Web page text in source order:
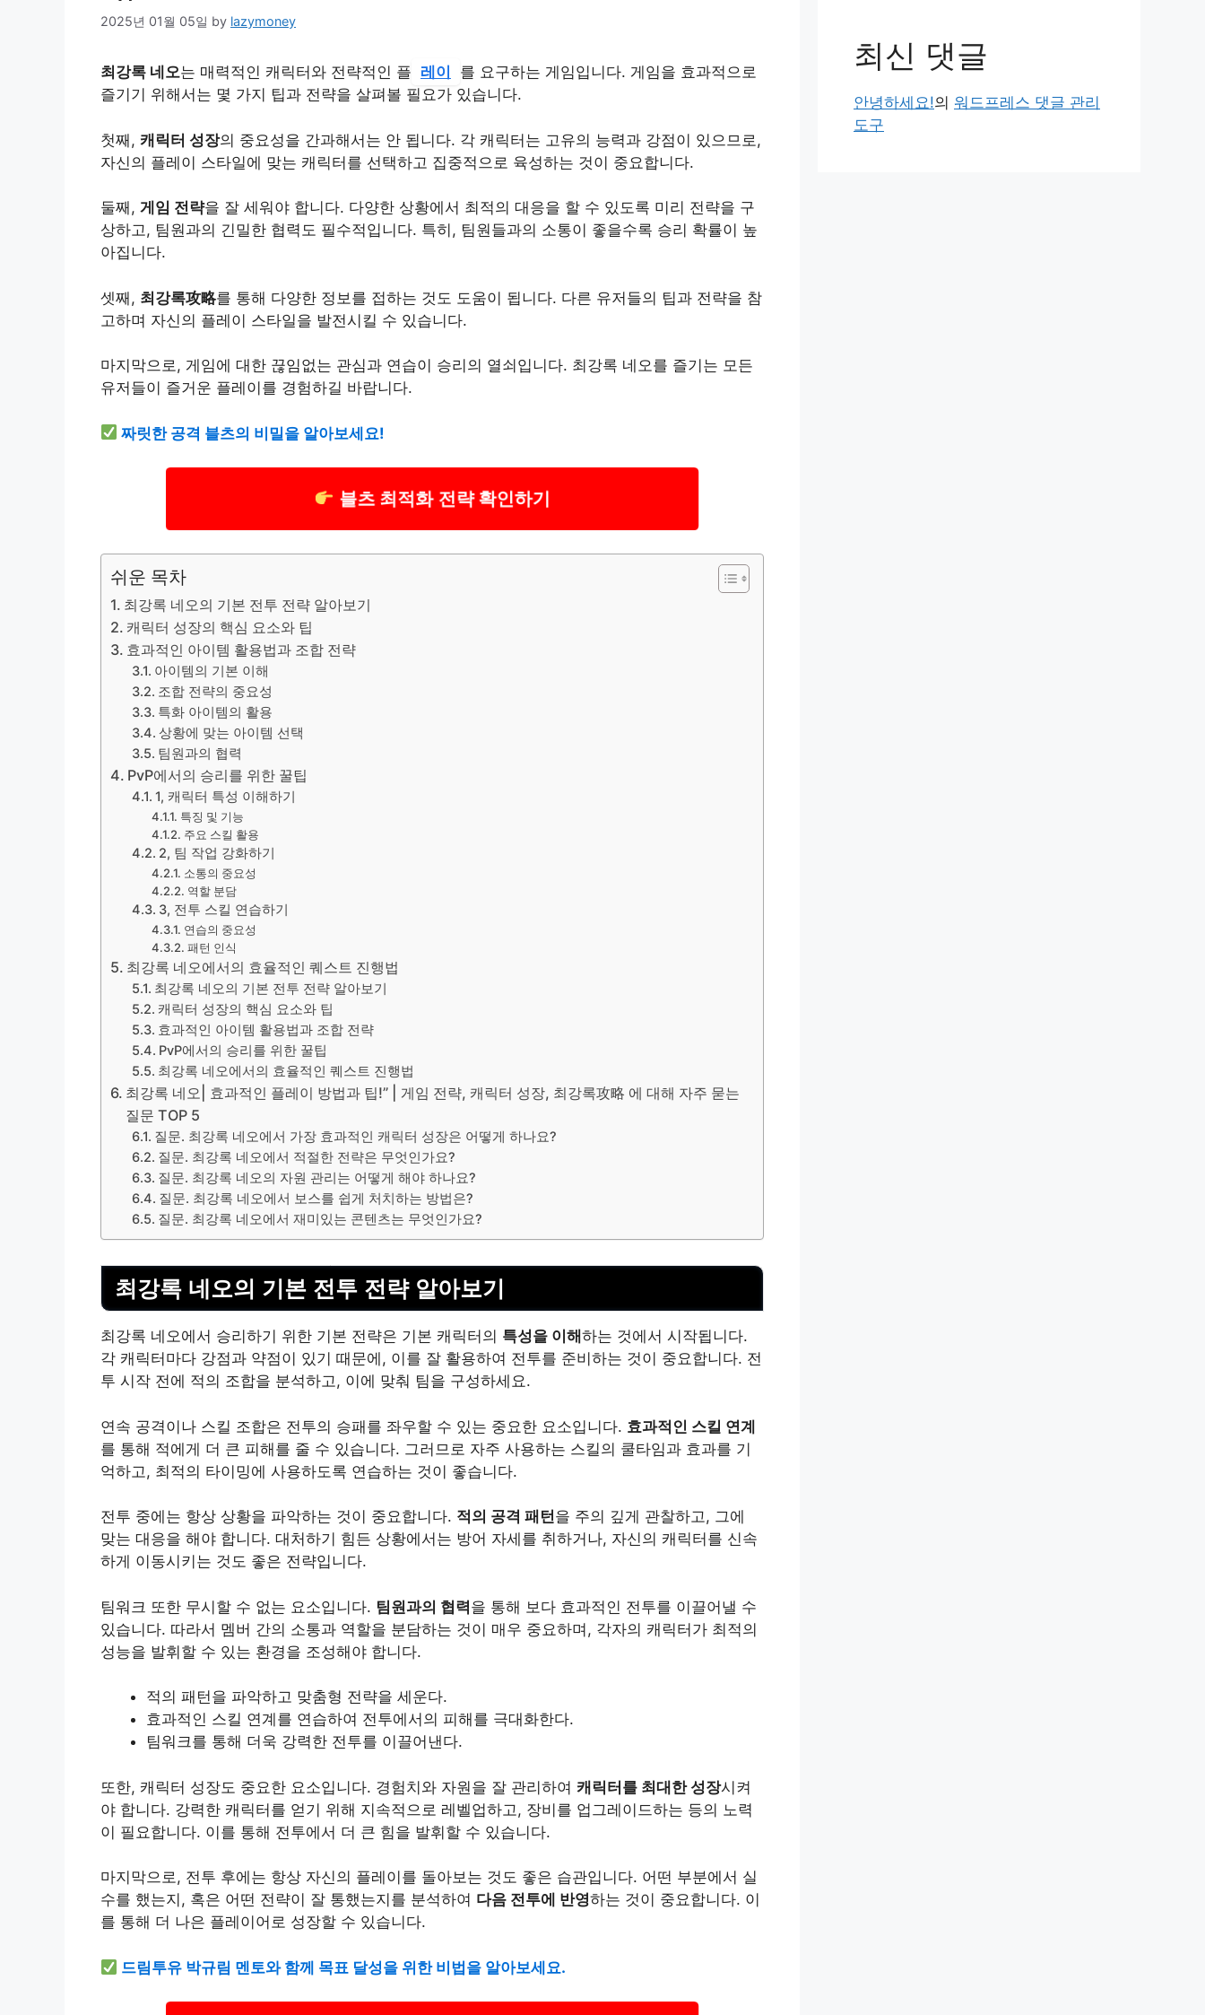
2025년 01월 05일 by lazymoney
최강록 네오는 매력적인 캐릭터와 전략적인 플 레이
를 요구하는 게임입니다. 게임을 효과적으로
즐기기 위해서는 몇 가지 팁과 전략을 살펴볼 필요가 있습니다.
첫째, 캐릭터 성장의 중요성을 간과해서는 안 됩니다. 각 캐릭터는 고유의 능력과 강점이 있으므로,
자신의 플레이 스타일에 맞는 캐릭터를 선택하고 집중적으로 육성하는 것이 중요합니다.
둘째, 게임 전략을 잘 세워야 합니다. 다양한 상황에서 최적의 대응을 할 수 있도록 미리 전략을 구
상하고, 팀원과의 긴밀한 협력도 필수적입니다. 특히, 팀원들과의 소통이 좋을수록 승리 확률이 높
아집니다.
셋째, 최강록攻略를 통해 다양한 정보를 접하는 것도 도움이 됩니다. 다른 유저들의 팁과 전략을 참
고하며 자신의 플레이 스타일을 발전시킬 수 있습니다.
마지막으로, 게임에 대한 끊임없는 관심과 연습이 승리의 열쇠입니다. 최강록 네오를 즐기는 모든
유저들이 즐거운 플레이를 경험하길 바랍니다.
짜릿한 공격 블츠의 비밀을 알아보세요!
블츠 최적화 전략 확인하기
쉬운 목차
최강록 네오의 기본 전투 전략 알아보기
캐릭터 성장의 핵심 요소와 팁
효과적인 아이템 활용법과 조합 전략
아이템의 기본 이해
조합 전략의 중요성
특화 아이템의 활용
상황에 맞는 아이템 선택
팀원과의 협력
PvP에서의 승리를 위한 꿀팁
1, 캐릭터 특성 이해하기
특징 및 기능
주요 스킬 활용
2, 팀 작업 강화하기
소통의 중요성
역할 분담
3, 전투 스킬 연습하기
연습의 중요성
패턴 인식
최강록 네오에서의 효율적인 퀘스트 진행법
최강록 네오의 기본 전투 전략 알아보기
캐릭터 성장의 핵심 요소와 팁
효과적인 아이템 활용법과 조합 전략
PvP에서의 승리를 위한 꿀팁
최강록 네오에서의 효율적인 퀘스트 진행법
최강록 네오| 효과적인 플레이 방법과 팁!” | 게임 전략, 캐릭터 성장, 최강록攻略 에 대해 자주 묻는
질문 TOP 5
질문. 최강록 네오에서 가장 효과적인 캐릭터 성장은 어떻게 하나요?
질문. 최강록 네오에서 적절한 전략은 무엇인가요?
질문. 최강록 네오의 자원 관리는 어떻게 해야 하나요?
질문. 최강록 네오에서 보스를 쉽게 처치하는 방법은?
질문. 최강록 네오에서 재미있는 콘텐츠는 무엇인가요?
최강록 네오의 기본 전투 전략 알아보기
최강록 네오에서 승리하기 위한 기본 전략은 기본 캐릭터의 특성을 이해하는 것에서 시작됩니다.
각 캐릭터마다 강점과 약점이 있기 때문에, 이를 잘 활용하여 전투를 준비하는 것이 중요합니다. 전
투 시작 전에 적의 조합을 분석하고, 이에 맞춰 팀을 구성하세요.
연속 공격이나 스킬 조합은 전투의 승패를 좌우할 수 있는 중요한 요소입니다. 효과적인 스킬 연계
를 통해 적에게 더 큰 피해를 줄 수 있습니다. 그러므로 자주 사용하는 스킬의 쿨타임과 효과를 기
억하고, 최적의 타이밍에 사용하도록 연습하는 것이 좋습니다.
전투 중에는 항상 상황을 파악하는 것이 중요합니다. 적의 공격 패턴을 주의 깊게 관찰하고, 그에
맞는 대응을 해야 합니다. 대처하기 힘든 상황에서는 방어 자세를 취하거나, 자신의 캐릭터를 신속
하게 이동시키는 것도 좋은 전략입니다.
팀워크 또한 무시할 수 없는 요소입니다. 팀원과의 협력을 통해 보다 효과적인 전투를 이끌어낼 수
있습니다. 따라서 멤버 간의 소통과 역할을 분담하는 것이 매우 중요하며, 각자의 캐릭터가 최적의
성능을 발휘할 수 있는 환경을 조성해야 합니다.
적의 패턴을 파악하고 맞춤형 전략을 세운다.
효과적인 스킬 연계를 연습하여 전투에서의 피해를 극대화한다.
팀워크를 통해 더욱 강력한 전투를 이끌어낸다.
또한, 캐릭터 성장도 중요한 요소입니다. 경험치와 자원을 잘 관리하여 캐릭터를 최대한 성장시켜
야 합니다. 강력한 캐릭터를 얻기 위해 지속적으로 레벨업하고, 장비를 업그레이드하는 등의 노력
이 필요합니다. 이를 통해 전투에서 더 큰 힘을 발휘할 수 있습니다.
마지막으로, 전투 후에는 항상 자신의 플레이를 돌아보는 것도 좋은 습관입니다. 어떤 부분에서 실
수를 했는지, 혹은 어떤 전략이 잘 통했는지를 분석하여 다음 전투에 반영하는 것이 중요합니다. 이
를 통해 더 나은 플레이어로 성장할 수 있습니다.
드림투유 박규림 멘토와 함께 목표 달성을 위한 비법을 알아보세요.
최신 댓글
안녕하세요!의 워드프레스 댓글 관리
도구